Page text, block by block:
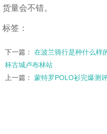
货量会不错。
标签：
下一篇： 在波兰骑行是种什么样
杯古城卢布林站
上一篇： 蒙特罗POLO衫完爆测